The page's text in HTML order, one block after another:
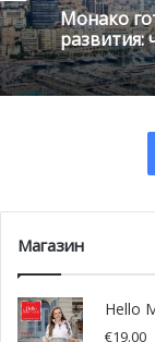
вопросам
княжестве.
Монако
развития:
Магазин
Hello
€19.00